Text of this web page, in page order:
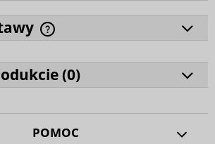
(0)
POMOC